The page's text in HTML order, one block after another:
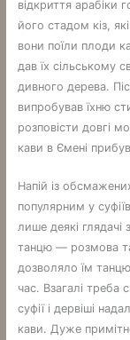
відкриття арабіки
його стадом кіз,
вони поїли плоди
дав їх сільському
дивного дерева.
випробував їхню
розповісти довгі
кави в Ємені
Напій із
популярним у
лише деякі
танцю — розмова
дозволяло їм
час. Взагалі треба
суфії і дервіші
кави. Дуже